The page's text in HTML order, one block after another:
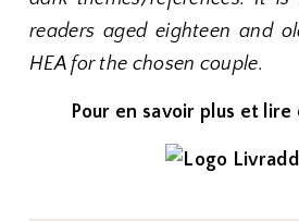
readers aged eighteen and
HEA for the chosen couple.
Pour en savoir plus et lire